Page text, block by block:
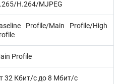
H.264/MJPEG
Profile/Main Profile/High
Profile
32 Кбит/с до 8 Мбит/с